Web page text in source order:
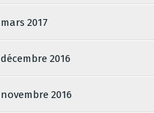
mars 2017
décembre 2016
novembre 2016